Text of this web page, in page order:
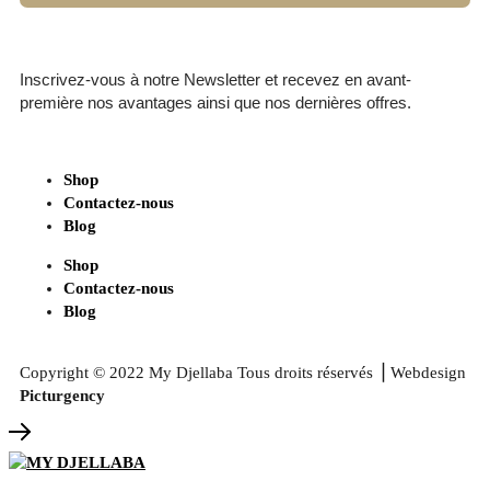
Inscrivez-vous à notre Newsletter et recevez en avant-
première nos avantages ainsi que nos dernières offres.
Copyright © 2022 My Djellaba Tous droits réservés ⎟ Webdesign
Picturgency
Shop
Contactez-nous
Blog
Shop
Contactez-nous
Blog